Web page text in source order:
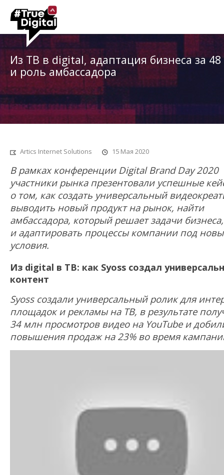
Из ТВ в digital, адаптация бизнеса за
и роль амбассадора
Artics Internet Solutions 15 Мая 2020
В рамках конференции Digital Brand Day 2020
участники рынка презентовали успешные
о том, как создать универсальный
выводить новый продукт на рынок, найти
амбассадора, который решает задачи бизнеса,
и адаптировать процессы компании под
условия.
Из digital в ТВ: как Syoss создал
контент
Syoss создали универсальный ролик для
площадок и рекламы на ТВ, в результате
34 млн просмотров видео на YouTube и
повышения продаж на 23% во время